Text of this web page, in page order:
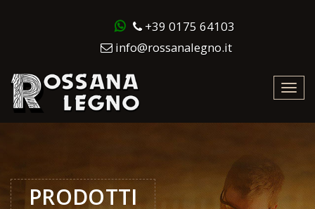
+39 0175 64103
info@rossanalegno.it
PRODOTTI